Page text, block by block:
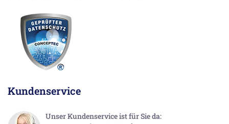
Kundenservice
Unser Kundenservice ist für Sie da: